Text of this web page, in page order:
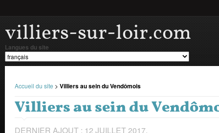
villiers-sur-loir.com
Langues du site
Accueil du site > Villiers au sein du Vendômois
Villiers au sein du
DERNIER AJOUT : 12 JUILLET 2017.